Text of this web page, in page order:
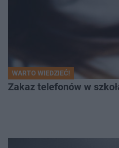
WARTO WIEDZIEĆ!
Zakaz telefonów w